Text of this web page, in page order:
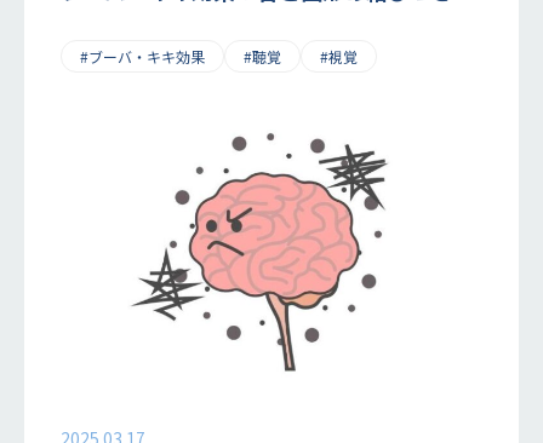
#ブーバ・キキ効果 #聴覚 #視覚
2025.03.17